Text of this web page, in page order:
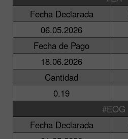
Fecha Declarada
06.05.2026
Fecha de Pago
18.06.2026
Cantidad
0.19
#EOG
Fecha Declarada